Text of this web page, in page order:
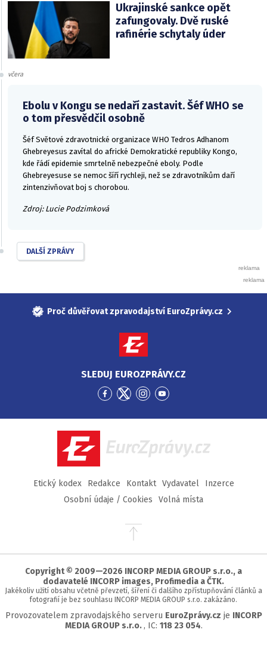
Ukrajinské sankce opět
zafungovaly. Dvě ruské
rafinérie schytaly úder
včera
Ebolu v Kongu se nedaří zastavit. Šéf WHO se
o tom přesvědčil osobně
Šéf Světové zdravotnické organizace WHO Tedros Adhanom
Ghebreyesus zavítal do africké Demokratické republiky Kongo,
kde řádí epidemie smrtelně nebezpečné eboly. Podle
Ghebreyesuse se nemoc šíří rychleji, než se zdravotníkům daří
zintenzivňovat boj s chorobou.
Zdroj: Lucie Podzimková
DALŠÍ ZPRÁVY
Proč důvěřovat zpravodajství EuroZprávy.cz
SLEDUJ EUROZPRÁVY.CZ
Přejít
Facebook
Přejít
Twitter
Přejít
Instagram
Přejít
YouTube
EuroZprávy.cz
Etický kodex Redakce Kontakt Vydavatel
Inzerce
Osobní údaje / Cookies
Volná místa
Přejít
stránky
Copyright © 2009—2026 INCORP MEDIA GROUP s.r.o., a
dodavatelé INCORP images, Profimedia a ČTK.
Jakékoliv užití obsahu včetně převzetí, šíření či dalšího zpřístupňování článků a
fotografií je bez souhlasu INCORP MEDIA GROUP s.r.o. zakázáno.
Provozovatelem zpravodajského serveru EuroZprávy.cz je INCORP
MEDIA GROUP s.r.o. , IC: 118 23 054.